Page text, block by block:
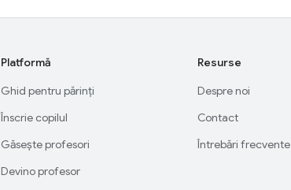
Platformă
Ghid pentru părinți
Înscrie copilul
Găsește profesori
Devino profesor
Resurse
Despre noi
Contact
Întrebări frecvente